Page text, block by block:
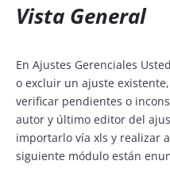
Vista General
En Ajustes Gerenciales
o excluir un ajuste
verificar pendientes o
autor y último editor del
importarlo vía xls y realizar
siguiente módulo están